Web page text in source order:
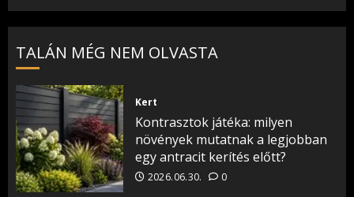
TALÁN MÉG NEM OLVASTA
Kert
Kontrasztok játéka: milyen
növények mutatnak a legjobban
egy antracit kerítés előtt?
2026.06.30. 0